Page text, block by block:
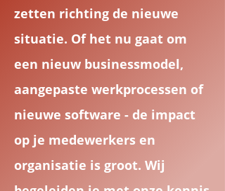
zetten richting de nieuwe
situatie. Of het nu gaat om
een nieuw businessmodel,
aangepaste werkprocessen of
nieuwe software - de impact
op je medewerkers en
organisatie is groot. Wij